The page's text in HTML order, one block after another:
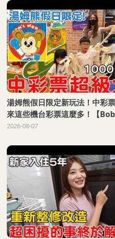
湯姆熊假日限定新玩法！中彩
來這些機台彩票這麼多！【
2026-08-07